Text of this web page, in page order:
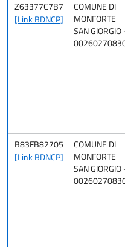
Z63377C7B7
[Link BDNCP]
COMUNE DI
MONFORTE
SAN GIORGIO
B83FB82705
[Link BDNCP]
COMUNE DI
MONFORTE
SAN GIORGIO